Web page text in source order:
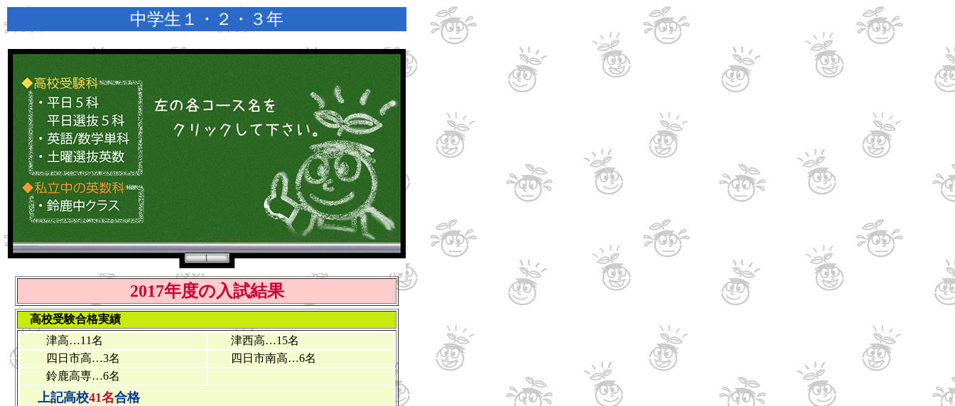
中学生１・２・３年
2017年度の入試結果
高校受験合格実績
津高…11名
津西高…15名
四日市高…3名
四日市南高…6名
鈴鹿高専…6名
上記高校41名合格